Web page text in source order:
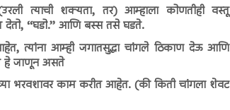
त्याची शक्यता, तर) आम्हाला कोणतीही वस्तू
‘‘घडो.’’ आणि बस्स तसे घडते.
त्यांना आम्ही जगातसुद्धा चांगले ठिकाण देऊ आणि
हे जाणून असते
भरवशावर काम करीत आहेत. (की किती चांगला शेवट